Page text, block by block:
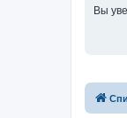
Вы